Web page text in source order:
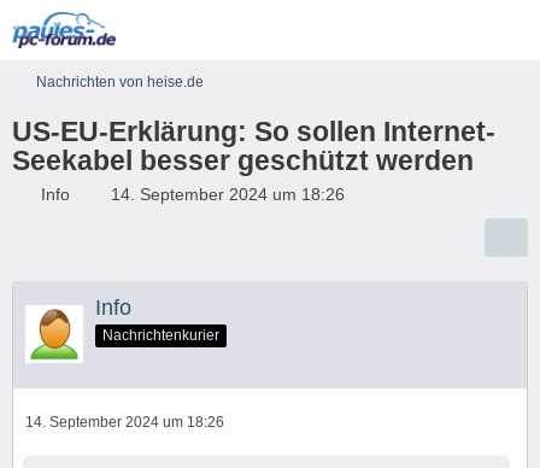
Nachrichten von heise.de
US-EU-Erklärung: So sollen Internet-
Seekabel besser geschützt werden
Info 14. September 2024 um 18:26
Info
Nachrichtenkurier
14. September 2024 um 18:26